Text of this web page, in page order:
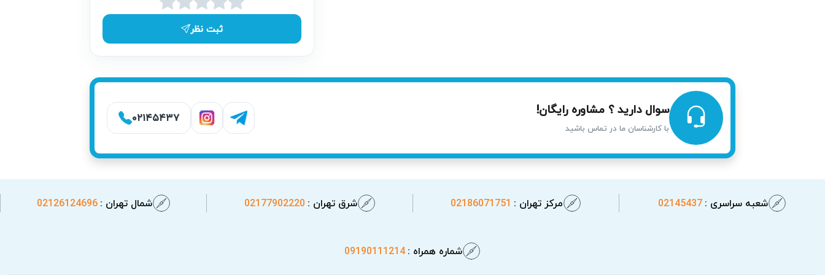
باعث صرفه‌جویی در زمان و جلوگیری از جابجایی دستگاه می‌گردد. ارائه سرویس در محل یخچال، از جمله مزایای مهم مجموعه آریابهکار است که تجربه‌ای بهتر
برای مشتری فراهم می‌کند. البته هماهنگی برای تعیین زمان اعزام قبل از انجام کار ضروری است.
ثبت نظر
سوال دارید ؟ مشاوره رایگان!
با کارشناسان ما در تماس باشید
۰۲۱۴۵۴۳۷
شعبه سراسری :02145437 مرکز تهران : 02186071751 شرق تهران : 02177902220 شمال تهران :02126124696
شماره همراه :09190111214